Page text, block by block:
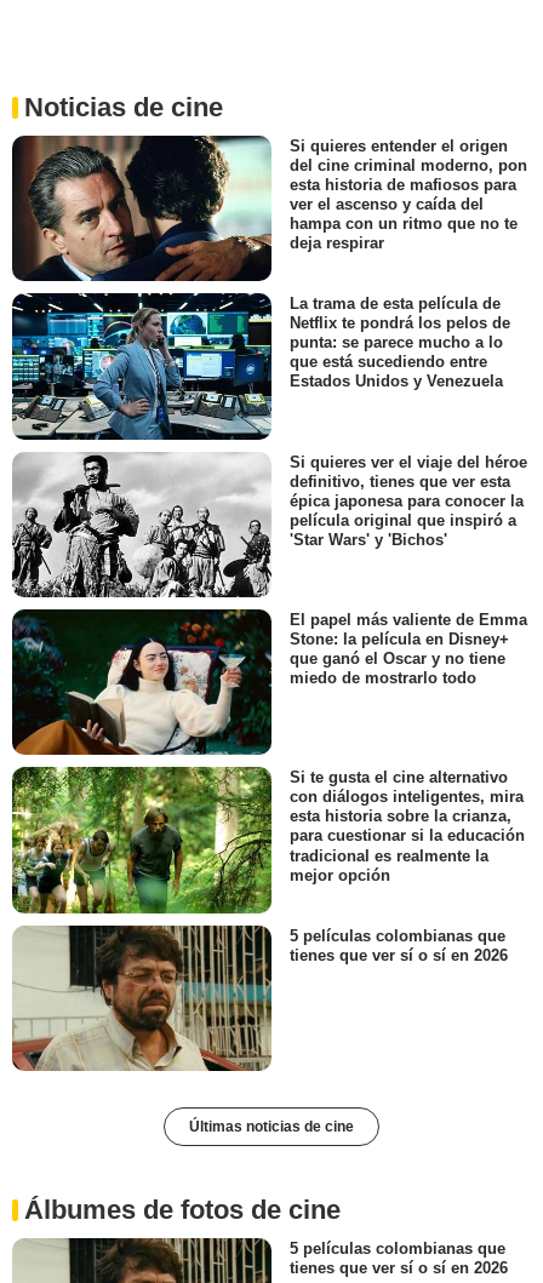
Noticias de cine
Si quieres entender el origen
del cine criminal moderno, pon
esta historia de mafiosos para
ver el ascenso y caída del
hampa con un ritmo que no te
deja respirar
La trama de esta película de
Netflix te pondrá los pelos de
punta: se parece mucho a lo
que está sucediendo entre
Estados Unidos y Venezuela
Si quieres ver el viaje del héroe
definitivo, tienes que ver esta
épica japonesa para conocer la
película original que inspiró a
'Star Wars' y 'Bichos'
El papel más valiente de Emma
Stone: la película en Disney+
que ganó el Oscar y no tiene
miedo de mostrarlo todo
Si te gusta el cine alternativo
con diálogos inteligentes, mira
esta historia sobre la crianza,
para cuestionar si la educación
tradicional es realmente la
mejor opción
5 películas colombianas que
tienes que ver sí o sí en 2026
Últimas noticias de cine
Álbumes de fotos de cine
5 películas colombianas que
tienes que ver sí o sí en 2026